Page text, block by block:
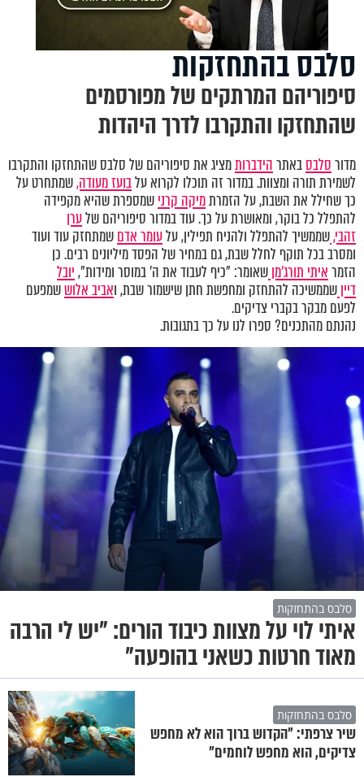
סלבס בהתחזקות
סיפוריהם המרתקים של מפורסמים
שהתחזקו והתקרבו לדרך היהדות
מדורסלבסבאתרהידברותמציג את סיפוריהם של סלבס שהתחזקו והתקרבו
לשמירת תורה ומצוות. במדור זה תוכלו לקרוא עלבועז מעודה,שמתחרט על
כך שחילל את השבת, על הזמרתמיקה קרנישמספרת שהיא מקפידה
להתפלל כל בוקר, ומאושרת על כך. עוד במדור סיפוריהם שלערן
זהבי,שממשיך להתפלל ולהניח תפילין, עלעומר אדםשמתחזק עוד ועוד
ומסרב בכל תוקף לחלל שבת, גם במחיר של הפסד מיליונים רבים. כן
הזמראיתי תורג'מןשאומר: "כיף לעבוד את ה' במוסר ומידות",יובל
דייןשממשיכה להתחזק ומחפשת חתן שישמור שבת, ואביב אלוששמפעם
לפעם מבקר בקברי צדיקים.
נהנתם מהתכנים? ספרו לנו על כך בתגובות.
סלבס בהתחזקות
איתי לוי על מצוות כיבוד הורים: "יש לי הרבה
מאוד חרטות כשאני בהופעה"
סלבס בהתחזקות
שיר צרפתי: "הקדוש ברוך הוא לא מחפש
צדיקים, הוא מחפש לוחמים"